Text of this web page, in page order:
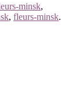
minsk,
, fleurs-minsk.